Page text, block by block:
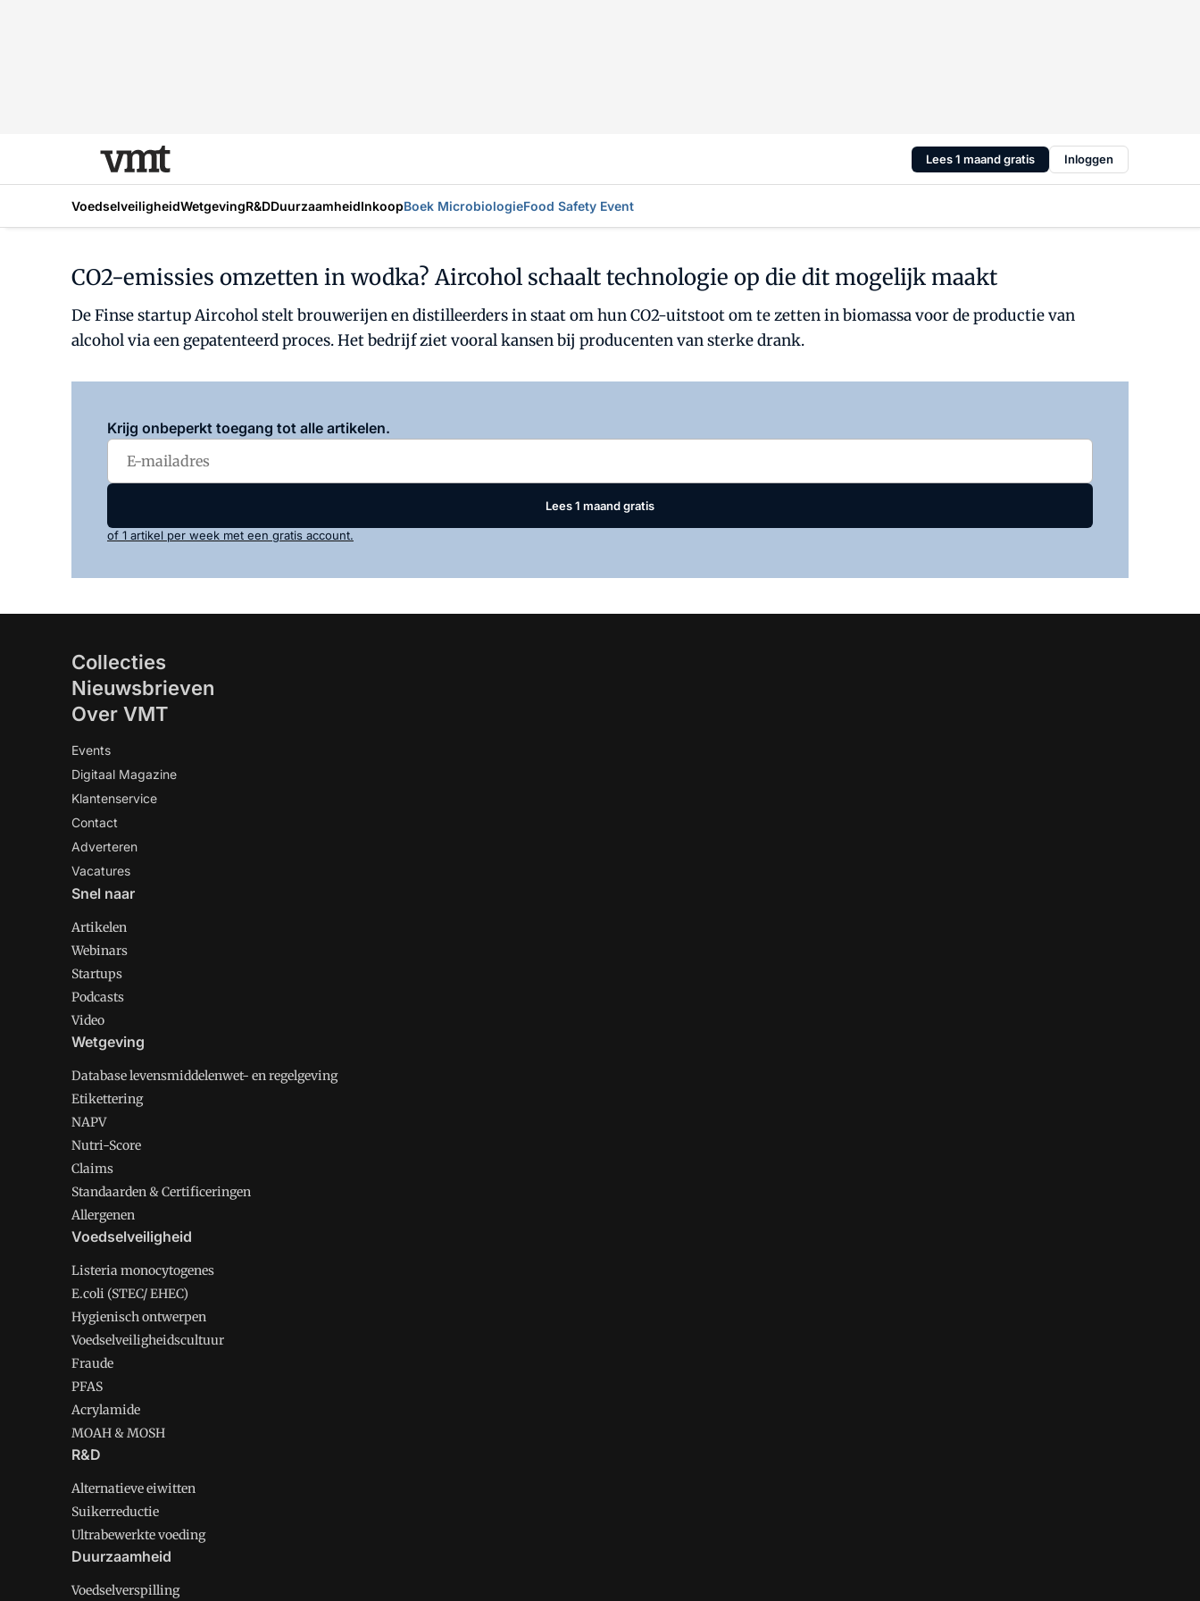
Lees 1 maand gratis Inloggen
VoedselveiligheidWetgevingR&DDuurzaamheidInkoopBoek MicrobiologieFood Safety Event
CO2-emissies omzetten in wodka? Aircohol schaalt technologie op die dit mogelijk maakt
De Finse startup Aircohol stelt brouwerijen en distilleerders in staat om hun CO2-uitstoot om te zetten in biomassa voor de productie van
alcohol via een gepatenteerd proces. Het bedrijf ziet vooral kansen bij producenten van sterke drank.
Krijg onbeperkt toegang tot alle artikelen.
Lees 1 maand gratis
of 1 artikel per week met een gratis account.
Collecties
Nieuwsbrieven
Over VMT
Events
Digitaal Magazine
Klantenservice
Contact
Adverteren
Vacatures
Snel naar
Artikelen
Webinars
Startups
Podcasts
Video
Wetgeving
Database levensmiddelenwet- en regelgeving
Etikettering
NAPV
Nutri-Score
Claims
Standaarden & Certificeringen
Allergenen
Voedselveiligheid
Listeria monocytogenes
E.coli (STEC/ EHEC)
Hygienisch ontwerpen
Voedselveiligheidscultuur
Fraude
PFAS
Acrylamide
MOAH & MOSH
R&D
Alternatieve eiwitten
Suikerreductie
Ultrabewerkte voeding
Duurzaamheid
Voedselverspilling